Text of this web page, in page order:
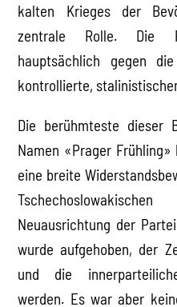
kalten Krieges der
zentrale Rolle. Die
hauptsächlich gegen
kontrollierte,
Die berühmteste dieser
Namen «Prager
eine breite
Neuausrichtung der
wurde aufgehoben, der
und die
werden. Es war aber